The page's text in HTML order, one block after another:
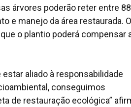
árvores poderão reter entre
e manejo da área restaurada. O
o plantio poderá compensar
aliado à responsabilidade
conseguimos
de restauração ecológica”